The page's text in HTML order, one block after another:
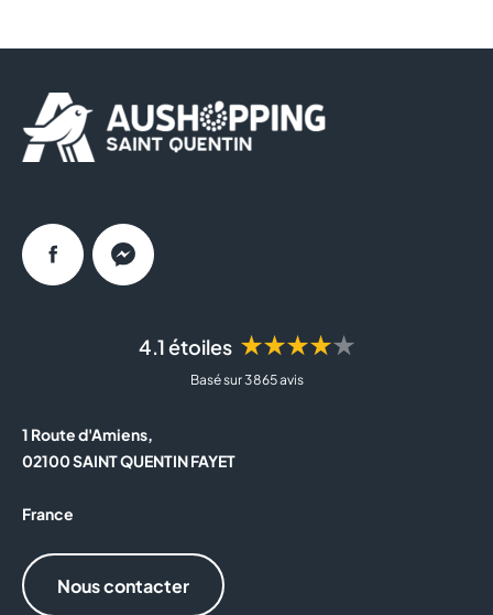
4.1 étoiles ★★★★★
Basé sur 3 865 avis
1 Route d'Amiens,
02100 SAINT QUENTIN FAYET
France
Nous contacter
FacebookMessenger